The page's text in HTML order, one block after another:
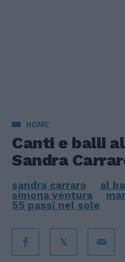
HOME
Canti e balli
Sandra
sandra carraro al
simona ventura
55 passi nel sole